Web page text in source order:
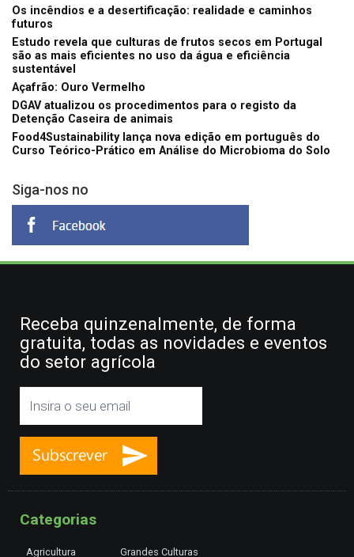
Os incêndios e a desertificação: realidade e caminhos
futuros
Estudo revela que culturas de frutos secos em Portugal
são as mais eficientes no uso da água e eficiência
sustentável
Açafrão: Ouro Vermelho
DGAV atualizou os procedimentos para o registo da
Detenção Caseira de animais
Food4Sustainability lança nova edição em português do
Curso Teórico-Prático em Análise do Microbioma do Solo
Siga-nos no
Receba quinzenalmente, de forma
gratuita, todas as novidades e eventos
do setor agrícola
Categorias
Agricultura
Grandes Culturas